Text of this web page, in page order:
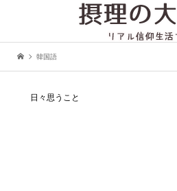
韓国語
日々思うこと